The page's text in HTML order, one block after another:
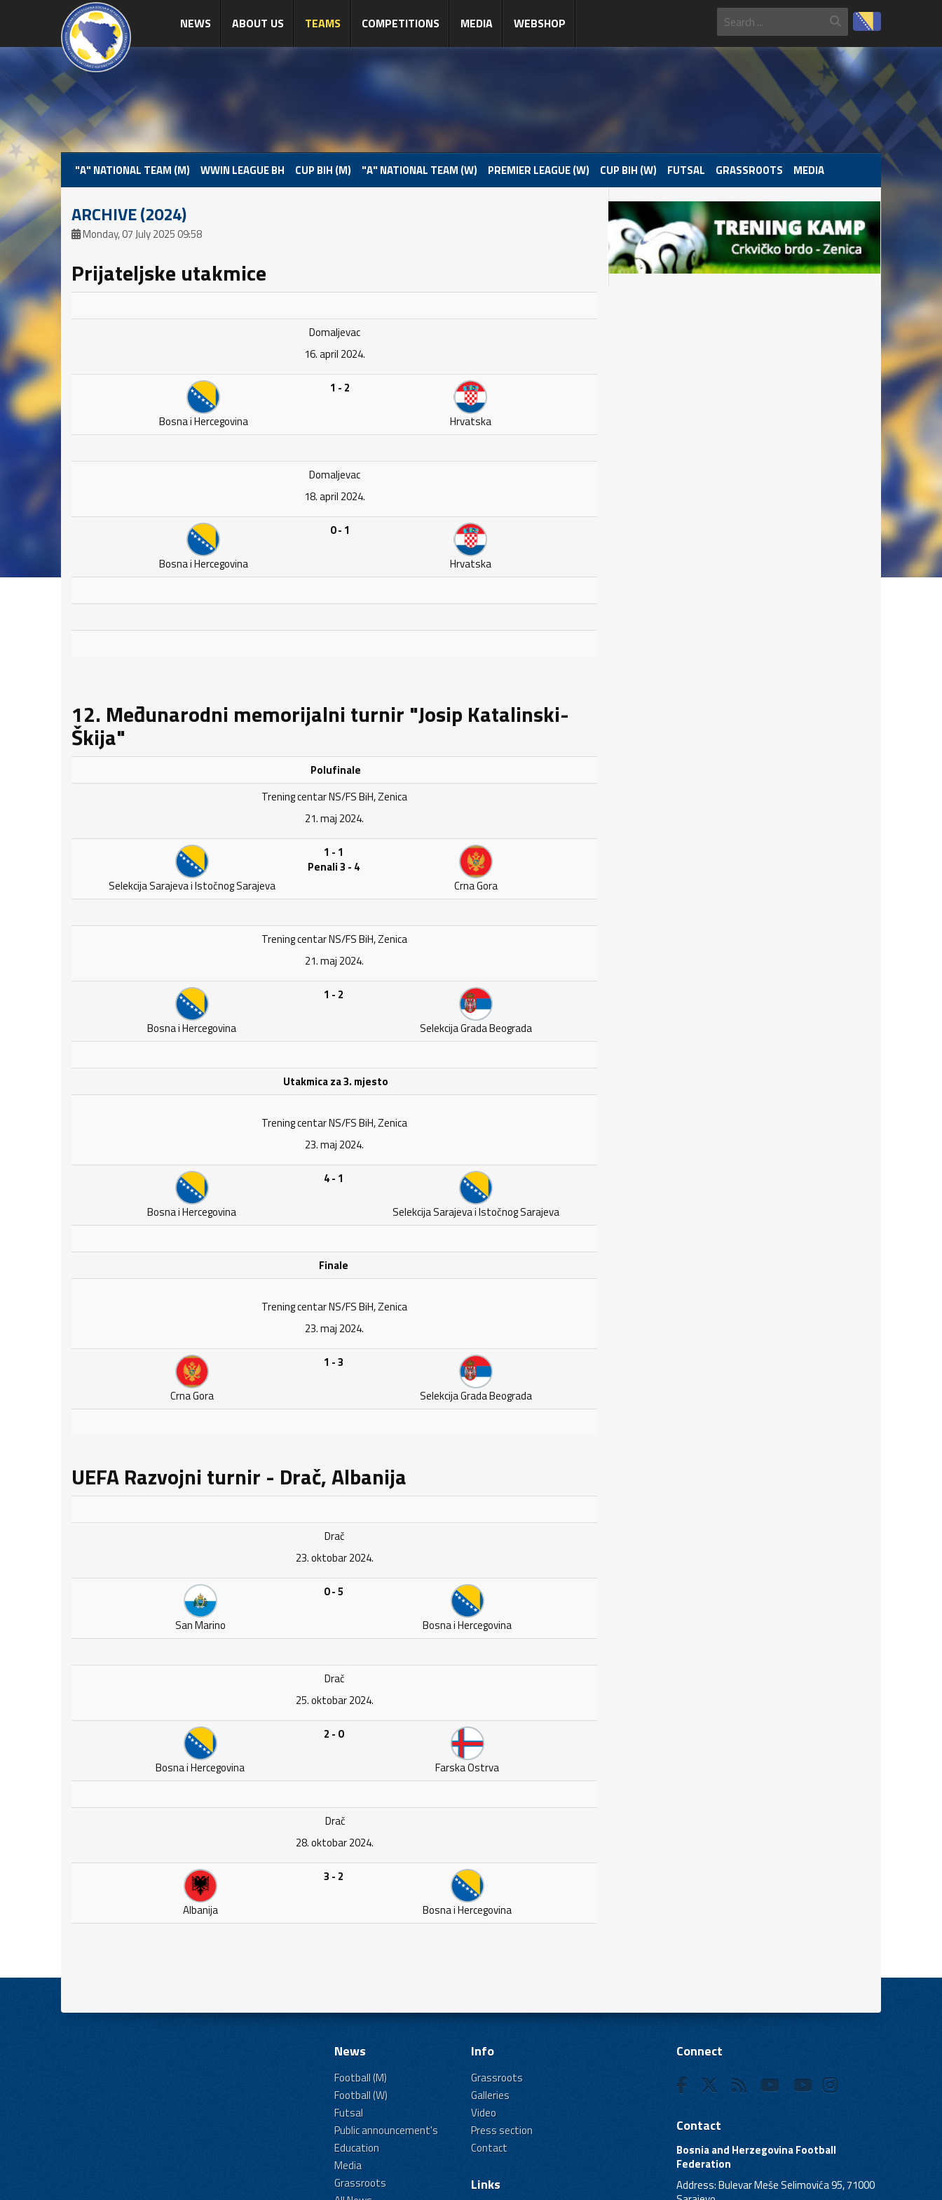
NEWS ABOUT US TEAMS COMPETITIONS MEDIA WEBSHOP
"A" NATIONAL TEAM (M) WWIN LEAGUE BH CUP BIH (M) "A" NATIONAL TEAM (W) PREMIER LEAGUE (W) CUP BIH (W) FUTSAL GRASSROOTS MEDIA
ARCHIVE (2024)
Monday, 07 July 2025 09:58
Prijateljske utakmice
Domaljevac
16. april 2024.
Bosna i Hercegovina
1 - 2
Hrvatska
Domaljevac
18. april 2024.
Bosna i Hercegovina
0 - 1
Hrvatska
12. Međunarodni memorijalni turnir "Josip Katalinski-
Škija"
Polufinale
Trening centar NS/FS BiH, Zenica
21. maj 2024.
Selekcija Sarajeva i Istočnog Sarajeva
1 - 1
Penali 3 - 4
Crna Gora
Trening centar NS/FS BiH, Zenica
21. maj 2024.
Bosna i Hercegovina
1 - 2
Selekcija Grada Beograda
Utakmica za 3. mjesto
Trening centar NS/FS BiH, Zenica
23. maj 2024.
Bosna i Hercegovina
4 - 1
Selekcija Sarajeva i Istočnog Sarajeva
Finale
Trening centar NS/FS BiH, Zenica
23. maj 2024.
Crna Gora
1 - 3
Selekcija Grada Beograda
UEFA Razvojni turnir - Drač, Albanija
Drač
23. oktobar 2024.
San Marino
0 - 5
Bosna i Hercegovina
Drač
25. oktobar 2024.
Bosna i Hercegovina
2 - 0
Farska Ostrva
Drač
28. oktobar 2024.
Albanija
3 - 2
Bosna i Hercegovina
News
Football (M)
Football (W)
Futsal
Public announcement's
Education
Media
Grassroots
Info
Grassroots
Galleries
Video
Press section
Contact
Links
Connect
Contact
Bosnia and Herzegovina Football
Federation
Address: Bulevar Meše Selimovića 95, 71000